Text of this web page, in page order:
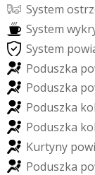
System ostrz
System wykr
System powi
Poduszka po
Poduszka po
Poduszka kol
Poduszka kol
Kurtyny powi
Poduszka po